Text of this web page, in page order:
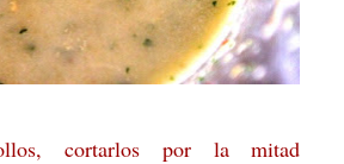
cortarlos por la mitad